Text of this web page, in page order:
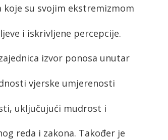
su svojim ekstremizmom
i iskrivljene percepcije.
izvor ponosa unutar
vjerske umjerenosti
uključujući mudrost i
reda i zakona. Također je